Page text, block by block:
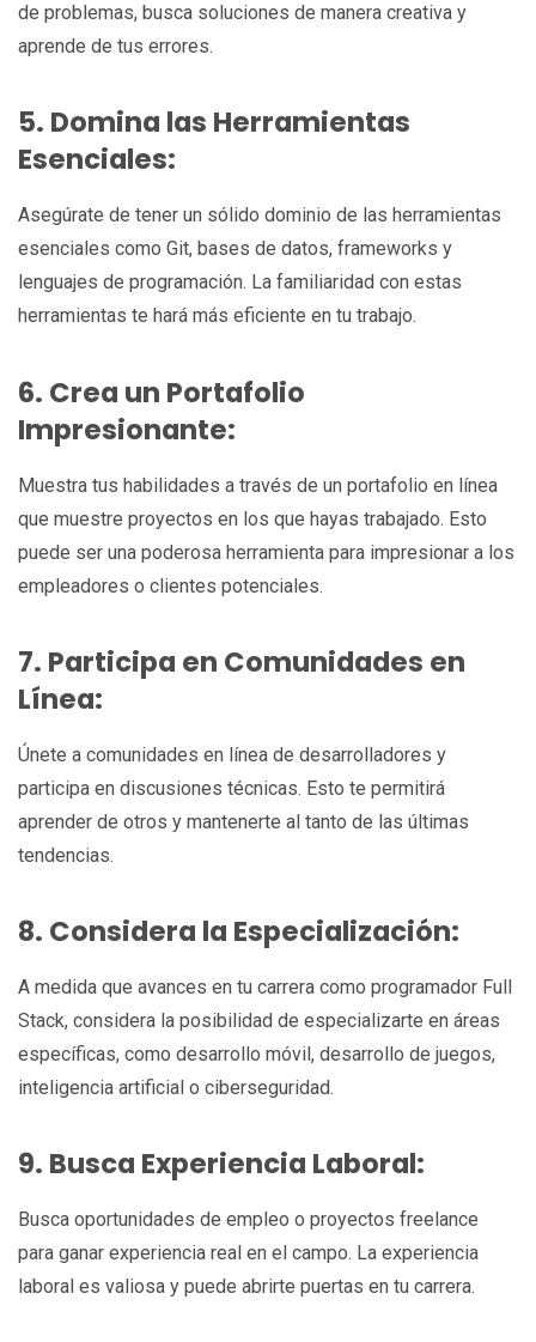
de problemas, busca soluciones de manera creativa y
aprende de tus errores.
5. Domina las Herramientas
Esenciales:
Asegúrate de tener un sólido dominio de las herramientas
esenciales como Git, bases de datos, frameworks y
lenguajes de programación. La familiaridad con estas
herramientas te hará más eficiente en tu trabajo.
6. Crea un Portafolio
Impresionante:
Muestra tus habilidades a través de un portafolio en línea
que muestre proyectos en los que hayas trabajado. Esto
puede ser una poderosa herramienta para impresionar a los
empleadores o clientes potenciales.
7. Participa en Comunidades en
Línea:
Únete a comunidades en línea de desarrolladores y
participa en discusiones técnicas. Esto te permitirá
aprender de otros y mantenerte al tanto de las últimas
tendencias.
8. Considera la Especialización:
A medida que avances en tu carrera como programador Full
Stack, considera la posibilidad de especializarte en áreas
específicas, como desarrollo móvil, desarrollo de juegos,
inteligencia artificial o ciberseguridad.
9. Busca Experiencia Laboral:
Busca oportunidades de empleo o proyectos freelance
para ganar experiencia real en el campo. La experiencia
laboral es valiosa y puede abrirte puertas en tu carrera.